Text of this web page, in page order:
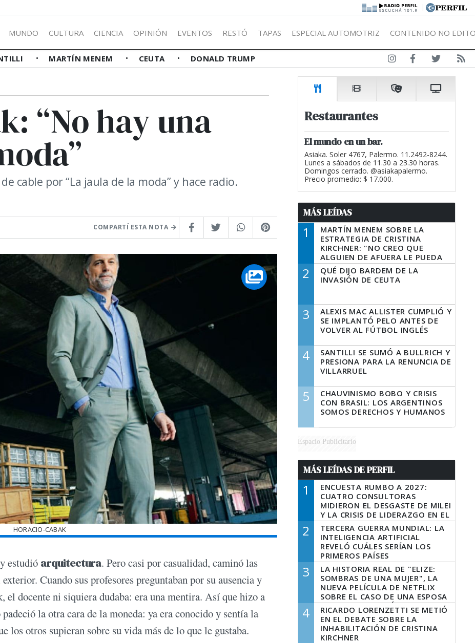
|
MUNDO CULTURA CIENCIA OPINIÓN EVENTOS RESTÓ TAPAS ESPECIAL AUTOMOTRIZ CONTENIDO NO
MARTÍN MENEM CEUTA DONALD TRUMP
“No hay una
cable por “La jaula de la moda” y hace radio.
COMPARTÍ ESTA NOTA
HORACIO-CABAK
y estudió arquitectura. Pero casi por casualidad, caminó las
Cuando sus profesores preguntaban por su ausencia y
el docente ni siquiera dudaba: era una mentira. Así que hizo a
padeció la otra cara de la moneda: ya era conocido y sentía la
los otros supieran sobre su vida más de lo que le gustaba.
Restaurantes
El mundo en un bar.
Asiaka. Soler 4767, Palermo. 11.2492-8244.
Lunes a sábados de 11.30 a 23.30 horas.
Domingos cerrado. @asiakapalermo.
Precio promedio: $ 17.000.
MÁS LEÍDAS
1
MARTÍN MENEM SOBRE LA
ESTRATEGIA DE CRISTINA
KIRCHNER: "NO CREO QUE
ALGUIEN DE AFUERA LE PUEDA
DECIR A LA JUSTICIA LO QUE
TIENE QUE HACER"
2
QUÉ DIJO BARDEM DE LA
INVASIÓN DE CEUTA
3
ALEXIS MAC ALLISTER CUMPLIÓ Y
SE IMPLANTÓ PELO ANTES DE
VOLVER AL FÚTBOL INGLÉS
4
SANTILLI SE SUMÓ A BULLRICH Y
PRESIONA PARA LA RENUNCIA DE
VILLARRUEL
5
CHAUVINISMO BOBO Y CRISIS
CON BRASIL: LOS ARGENTINOS
SOMOS DERECHOS Y HUMANOS
Espacio Publicitario
MÁS LEÍDAS DE PERFIL
1
ENCUESTA RUMBO A 2027:
CUATRO CONSULTORAS
MIDIERON EL DESGASTE DE MILEI
Y LA CRISIS DE LIDERAZGO EN EL
PERONISMO
2
TERCERA GUERRA MUNDIAL: LA
INTELIGENCIA ARTIFICIAL
REVELÓ CUÁLES SERÍAN LOS
PRIMEROS PAÍSES
LATINOAMERICANOS EN SER
DERROTADOS
3
LA HISTORIA REAL DE "ELIZE:
SOMBRAS DE UNA MUJER", LA
NUEVA PELÍCULA DE NETFLIX
SOBRE EL CASO DE UNA ESPOSA
QUE DESCUARTIZÓ A SU
MARIDO
4
RICARDO LORENZETTI SE METIÓ
EN EL DEBATE SOBRE LA
INHABILITACIÓN DE CRISTINA
KIRCHNER